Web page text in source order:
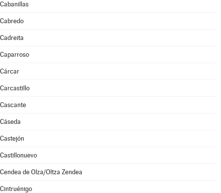
Cabanillas
Cabredo
Cadreita
Caparroso
Cárcar
Carcastillo
Cascante
Cáseda
Castejón
Castillonuevo
Cendea de Olza/Oltza Zendea
Cintruénigo